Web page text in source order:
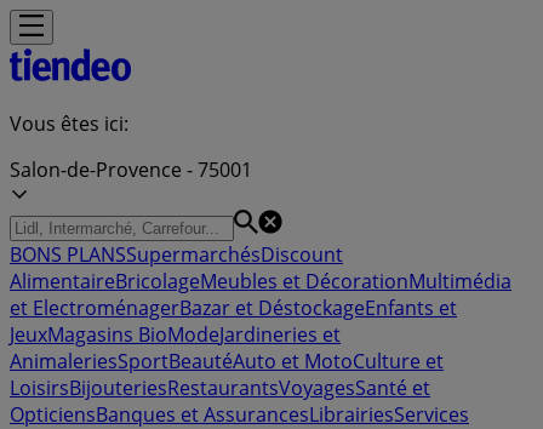
Vous êtes ici:
Salon-de-Provence - 75001
BONS PLANSSupermarchésDiscount
AlimentaireBricolageMeubles et DécorationMultimédia
et ElectroménagerBazar et DéstockageEnfants et
JeuxMagasins BioModeJardineries et
AnimaleriesSportBeautéAuto et MotoCulture et
LoisirsBijouteriesRestaurantsVoyagesSanté et
OpticiensBanques et AssurancesLibrairiesServices